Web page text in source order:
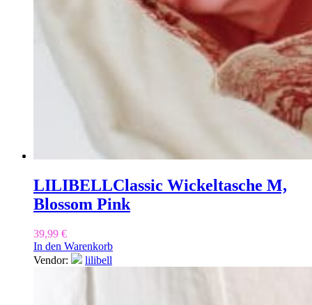
LILIBELLClassic Wickeltasche M,
Blossom Pink
39,99 €
In den Warenkorb
Vendor:
lilibell